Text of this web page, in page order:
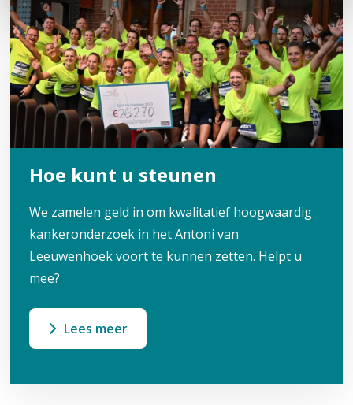
Hoe kunt u steunen
We zamelen geld in om kwalitatief hoogwaardig
kankeronderzoek in het Antoni van
Leeuwenhoek voort te kunnen zetten. Helpt u
mee?
Lees meer